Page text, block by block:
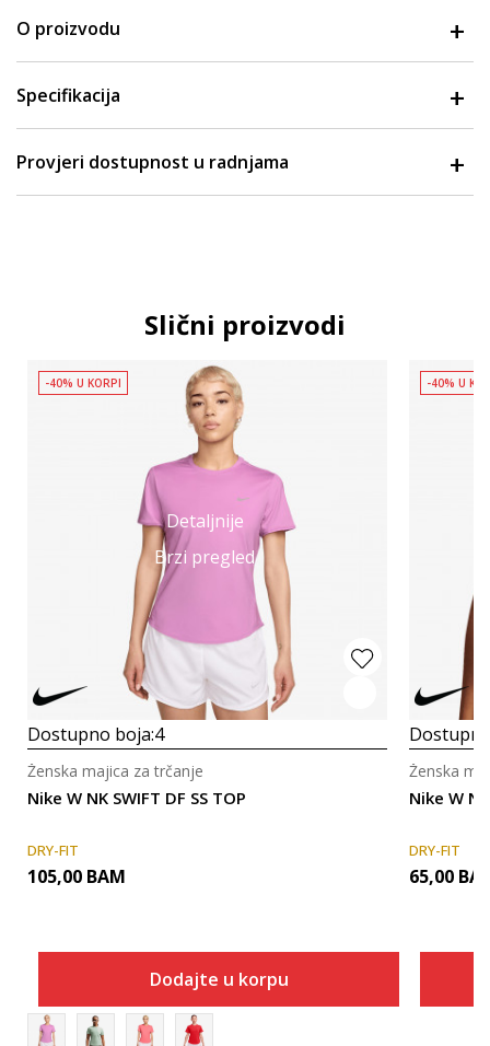
O proizvodu
Specifikacija
Provjeri dostupnost u radnjama
Slični proizvodi
Detaljnije
Brzi pregled
-40% U KORPI
Dostupno boja:4
Nike W NK SWIFT DF SS TOP
Ženska majica za trčanje
DRY-FIT
105,00 BAM
Dodajte u korpu
-40% U
Nike W
Ženska
DRY-FIT
65,00